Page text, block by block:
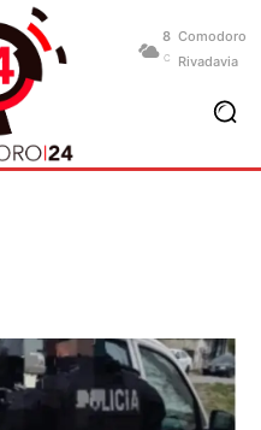
8
C
Comodoro
Rivadavia